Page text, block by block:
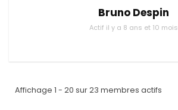
Bruno Despin
Actif il y a 8 ans et 10 mois
Affichage 1 - 20 sur 23 membres actifs